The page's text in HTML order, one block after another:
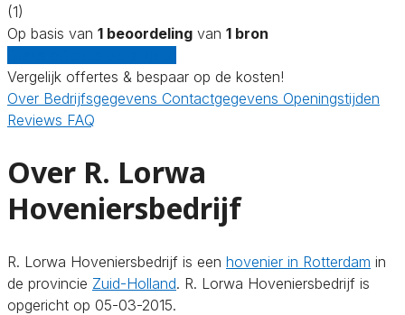
(1)
Op basis van 1 beoordeling van 1 bron
Vergelijk offertes & bespaar op de kosten!
Over Bedrijfsgegevens Contactgegevens Openingstijden
Reviews FAQ
Over R. Lorwa
Hoveniersbedrijf
R. Lorwa Hoveniersbedrijf is een hovenier in Rotterdam in
de provincie Zuid-Holland. R. Lorwa Hoveniersbedrijf is
opgericht op 05-03-2015.